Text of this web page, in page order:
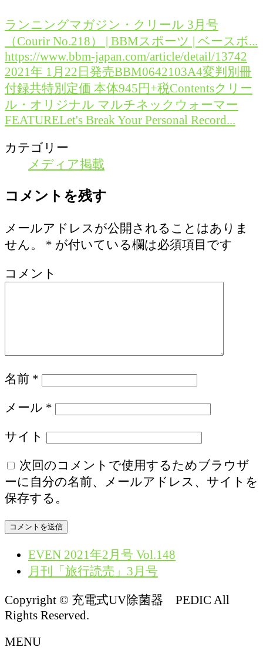
ランニングマガジン・クリール 3月号
（Courir No.218） | BBMスポーツ | ベースボ...
https://www.bbm-japan.com/article/detail/13742
2021年 1月22日発売BBM0642103A4変判別冊
付録共特別定価 本体945円+税Contentsクリー
ル・オリジナル マルチネックウォーマー
FEATURELet's Break Your Personal Record...
カテゴリー
メディア掲載
コメントを残す
メールアドレスが公開されることはありま
せん。
* が付いている欄は必須項目です
コメント
名前 *
メール *
サイト
次回のコメントで使用するためブラウザ
ーに自分の名前、メールアドレス、サイトを
保存する。
EVEN 2021年2月号 Vol.148
月刊「旅行読売」3月号
Copyright © 充電式UV除菌器 PEDIC All
Rights Reserved.
MENU